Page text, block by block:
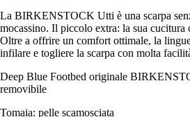
La BIRKENSTOCK Utti è una scarpa
mocassino. Il piccolo extra: la sua cucitura
Oltre a offrire un comfort ottimale, la
infilare e togliere la scarpa con molta
Deep Blue Footbed originale
removibile
Tomaia: pelle scamosciata